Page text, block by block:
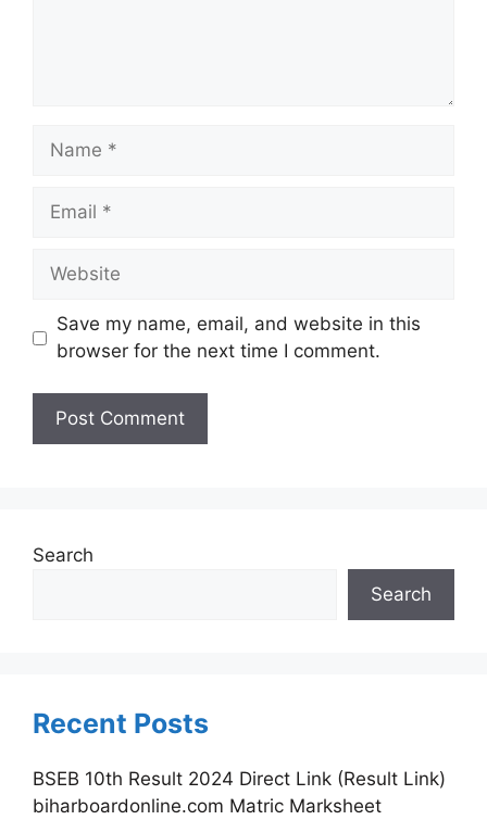
Name
Email
Website
Save my name, email, and website in this
browser for the next time I comment.
Search
Search
Recent Posts
BSEB 10th Result 2024 Direct Link (Result Link)
biharboardonline.com Matric Marksheet